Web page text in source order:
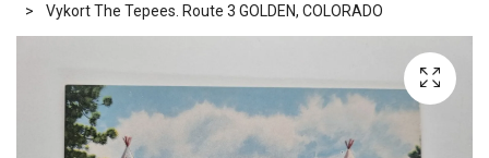
Vykort The Tepees. Route 3 GOLDEN, COLORADO